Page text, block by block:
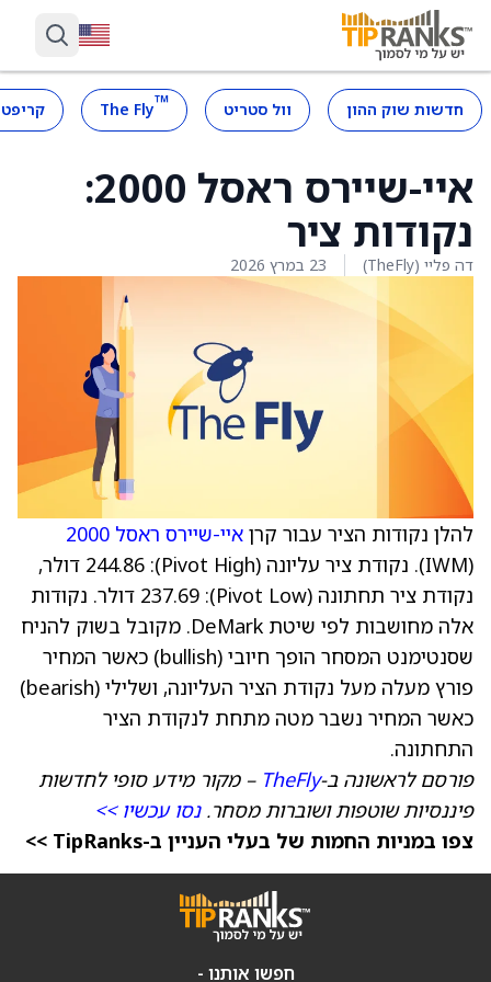
חדשות שוק ההון וול סטריט ™
The Fly
איי-שיירס ראסל 2000:
נקודות ציר
דה פליי (TheFly) 23 במרץ 2026
להלן נקודות הציר עבור קרן איי-שיירס ראסל 2000
(IWM). נקודת ציר עליונה (Pivot High): 244.86 דולר,
נקודת ציר תחתונה (Pivot Low): 237.69 דולר. נקודות
אלה מחושבות לפי שיטת DeMark. מקובל בשוק להניח
שסנטימנט המסחר הופך חיובי (bullish) כאשר המחיר
פורץ מעלה מעל נקודת הציר העליונה, ושלילי (bearish)
כאשר המחיר נשבר מטה מתחת לנקודת הציר
התחתונה.
פורסם לראשונה ב-TheFly – מקור מידע סופי לחדשות
פיננסיות שוטפות ושוברות מסחר.נסו עכשיו >>
צפו במניות החמות של בעלי העניין ב-TipRanks >>
חפשו אותנו -